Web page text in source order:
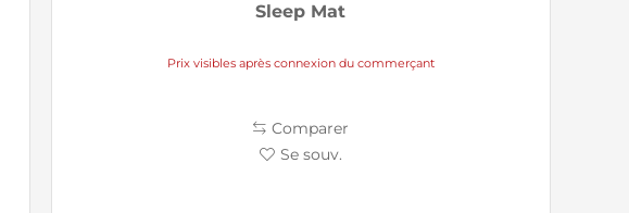
Sleep Mat
Prix visibles après connexion du commerçant
Comparer
Se souv.